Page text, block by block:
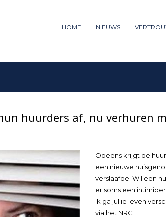
an email to support@website.com . Thank
HOME NIEUWS
huurders af, nu verhuren
Opeens krijgt de
een nieuwe
verslaafde. Wil een
er soms een
ik ga jullie leven
via het NRC